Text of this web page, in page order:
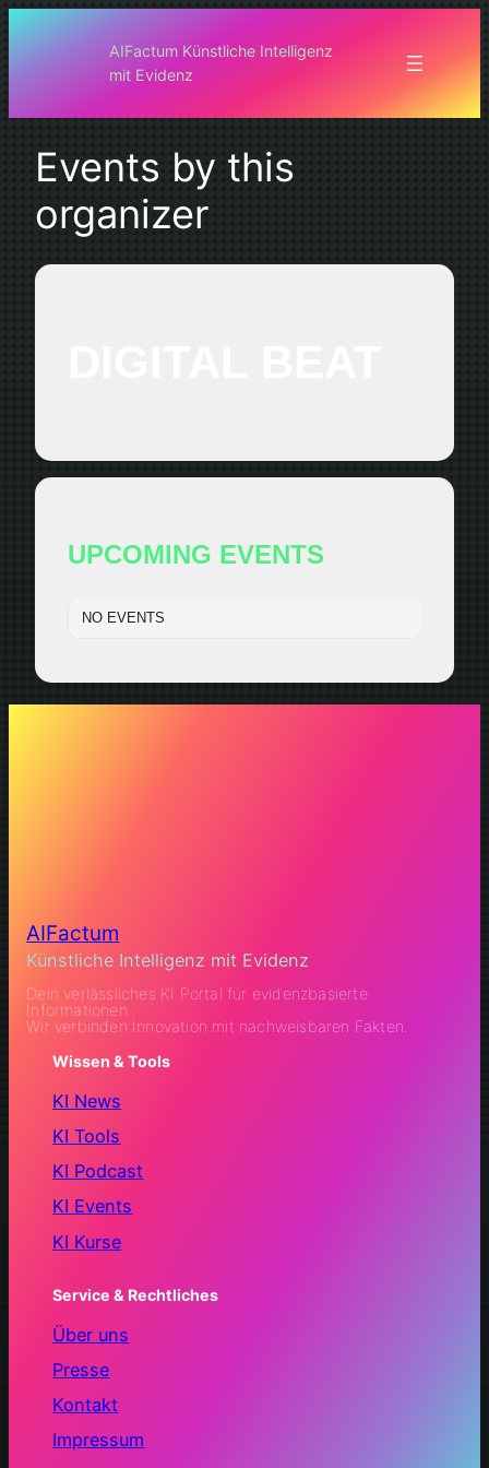
AIFactum Künstliche Intelligenz
mit Evidenz
Events by this
organizer
UPCOMING EVENTS
NO EVENTS
AIFactum
Künstliche Intelligenz mit Evidenz
Dein verlässliches KI Portal für evidenzbasierte
Informationen.
Wir verbinden Innovation mit nachweisbaren Fakten.
Wissen & Tools
KI News
KI Tools
KI Podcast
KI Events
KI Kurse
Service & Rechtliches
Über uns
Presse
Kontakt
Impressum